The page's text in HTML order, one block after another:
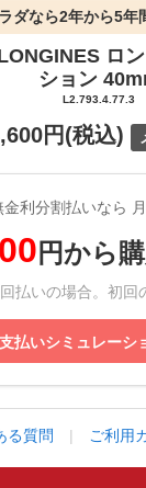
ダなら2年から5年
ロ
ション
L2.793.4.77.3
円(税込)
金利分割払いなら
円から
払いの場合。初回
払いシミュレーシ
る質問 | ご利用